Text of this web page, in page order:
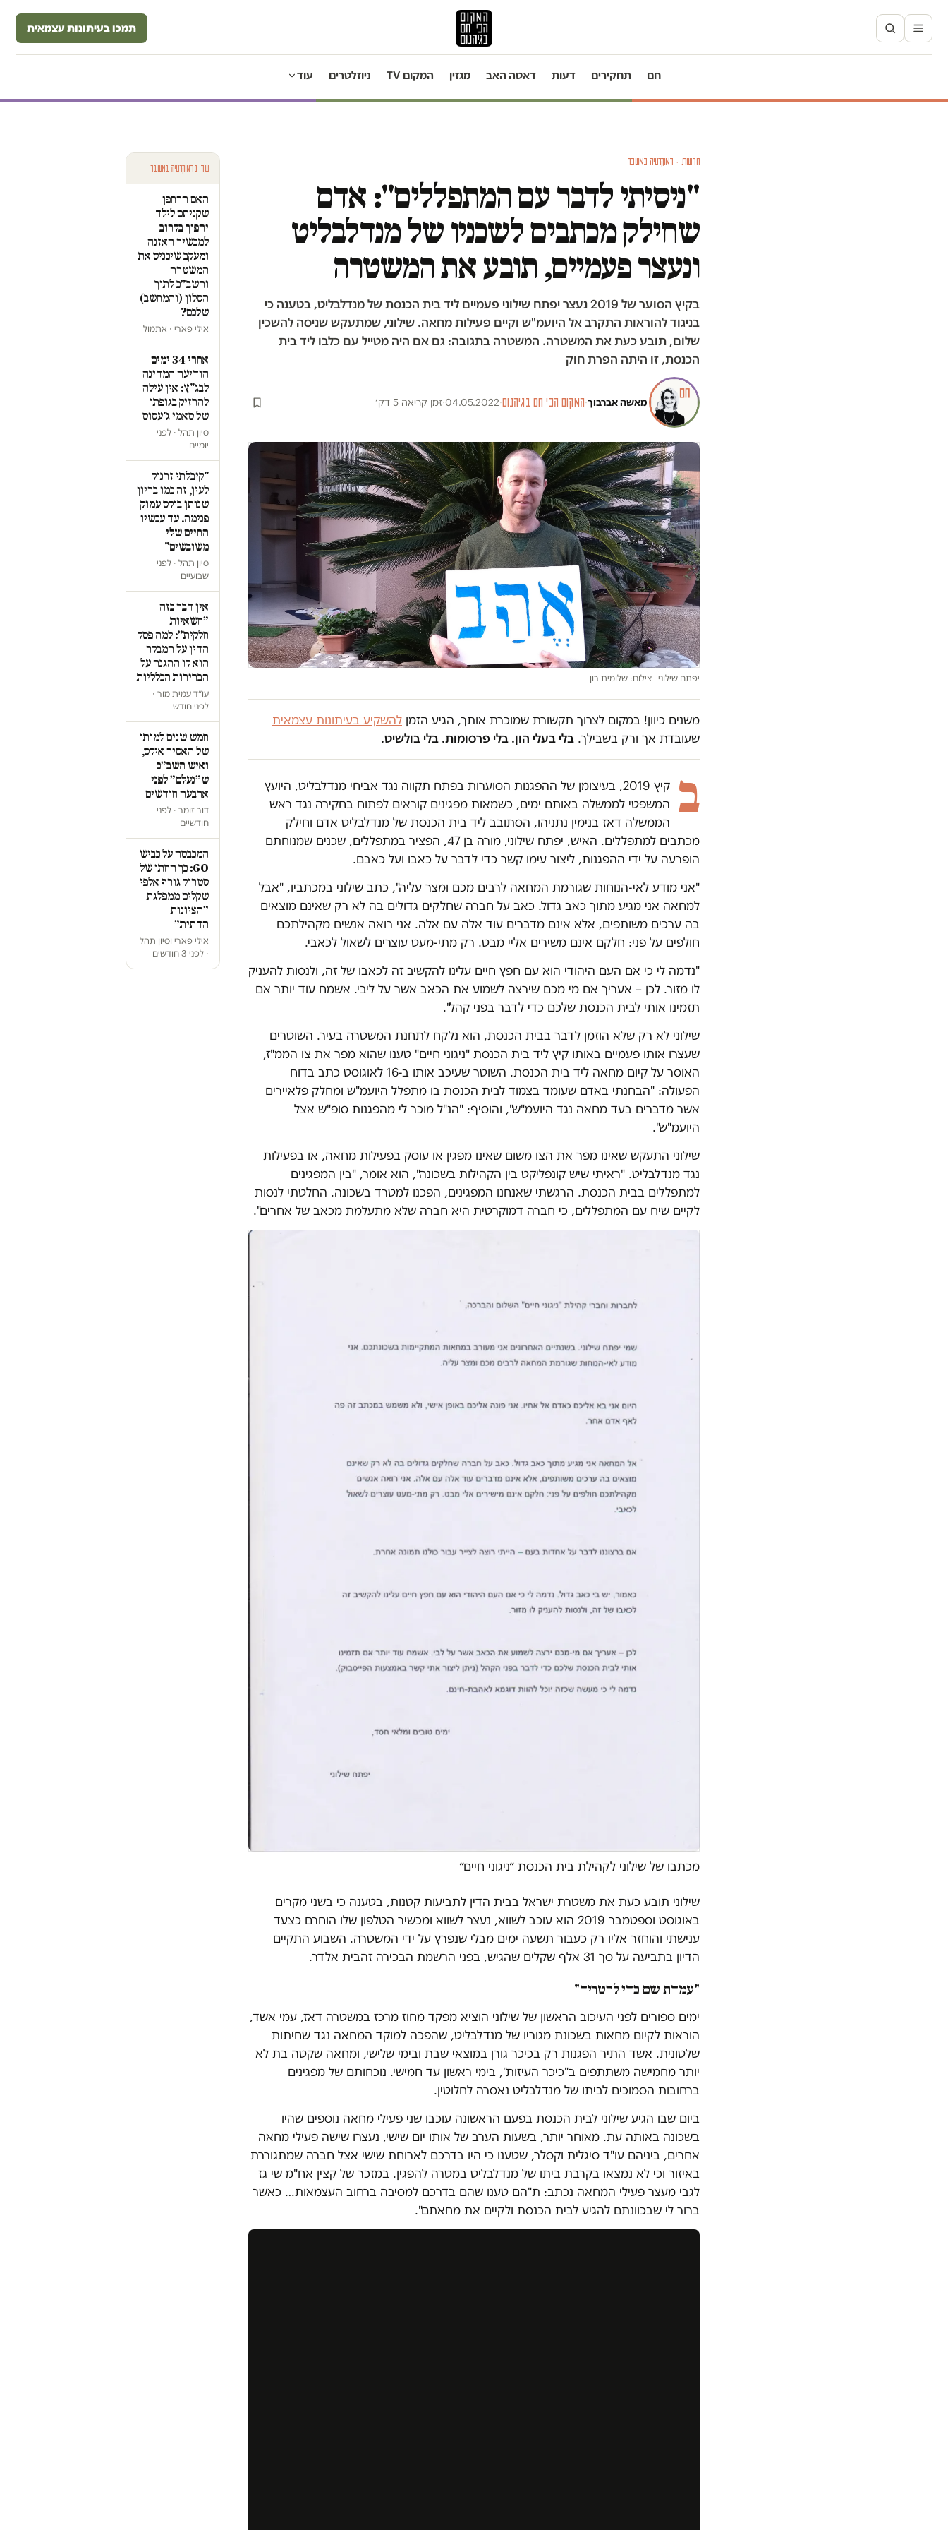
תמכו בעיתונות עצמאית
חם תחקירים דעות דאטה האב מגזין המקום TV ניוזלטרים עוד
חדשות · דמוקרטיה במשבר
"ניסיתי לדבר עם המתפללים": אדם
שחילק מכתבים לשכניו של מנדלבליט
ונעצר פעמיים, תובע את המשטרה
בקיץ הסוער של 2019 נעצר יפתח שילוני פעמיים ליד בית הכנסת של מנדלבליט, בטענה כי
בניגוד להוראות התקרב אל היועמ"ש וקיים פעילות מחאה. שילוני, שמתעקש שניסה להשכין
שלום, תובע כעת את המשטרה. המשטרה בתגובה: גם אם היה מטייל עם כלבו ליד בית
הכנסת, זו היתה הפרת חוק
מאשה אברבוך·המקום הכי חם בגיהנום·
04.05.2022
·זמן קריאה 5 דק׳
יפתח שילוני | צילום: שלומית רון
משנים כיוון! במקום לצרוך תקשורת שמוכרת אותך, הגיע הזמן להשקיע בעיתונות עצמאית
שעובדת אך ורק בשבילך. בלי בעלי הון. בלי פרסומות. בלי בולשיט.
ב
קיץ 2019, בעיצומן של ההפגנות הסוערות בפתח תקווה נגד אביחי מנדלבליט, היועץ
המשפטי לממשלה באותם ימים, כשמאות מפגינים קוראים לפתוח בחקירה נגד ראש
הממשלה דאז בנימין נתניהו, הסתובב ליד בית הכנסת של מנדלבליט אדם וחילק
מכתבים למתפללים. האיש, יפתח שילוני, מורה בן 47, הפציר במתפללים, שכנים שמנוחתם
הופרעה על ידי ההפגנות, ליצור עימו קשר כדי לדבר על כאבו ועל כאבם.
"אני מודע לאי-הנוחות שגורמת המחאה לרבים מכם ומצר עליה", כתב שילוני במכתביו, "אבל
למחאה אני מגיע מתוך כאב גדול. כאב על חברה שחלקים גדולים בה לא רק שאינם מוצאים
בה ערכים משותפים, אלא אינם מדברים עוד אלה עם אלה. אני רואה אנשים מקהילתכם
חולפים על פני: חלקם אינם משירים אליי מבט. רק מתי-מעט עוצרים לשאול לכאבי.
"נדמה לי כי אם העם היהודי הוא עם חפץ חיים עלינו להקשיב זה לכאבו של זה, ולנסות להעניק
לו מזור. לכן – אעריך אם מי מכם שירצה לשמוע את הכאב אשר על ליבי. אשמח עוד יותר אם
תזמינו אותי לבית הכנסת שלכם כדי לדבר בפני קהל".
שילוני לא רק שלא הוזמן לדבר בבית הכנסת, הוא נלקח לתחנת המשטרה בעיר. השוטרים
שעצרו אותו פעמיים באותו קיץ ליד בית הכנסת "ניגוני חיים" טענו שהוא מפר את צו הממ"ז,
האוסר על קיום מחאה ליד בית הכנסת. השוטר שעיכב אותו ב-16 לאוגוסט כתב בדוח
הפעולה: "הבחנתי באדם שעומד בצמוד לבית הכנסת בו מתפלל היועמ"ש ומחלק פלאיירים
אשר מדברים בעד מחאה נגד היועמ"ש", והוסיף: "הנ"ל מוכר לי מהפגנות סופ"ש אצל
היועמ"ש".
שילוני התעקש שאינו מפר את הצו משום שאינו מפגין או עוסק בפעילות מחאה, או בפעילות
נגד מנדלבליט. "ראיתי שיש קונפליקט בין הקהילות בשכונה", הוא אומר, "בין המפגינים
למתפללים בבית הכנסת. הרגשתי שאנחנו המפגינים, הפכנו למטרד בשכונה. החלטתי לנסות
לקיים שיח עם המתפללים, כי חברה דמוקרטית היא חברה שלא מתעלמת מכאב של אחרים".
מכתבו של שילוני לקהילת בית הכנסת ״ניגוני חיים״
שילוני תובע כעת את משטרת ישראל בבית הדין לתביעות קטנות, בטענה כי בשני מקרים
באוגוסט וספטמבר 2019 הוא עוכב לשווא, נעצר לשווא ומכשיר הטלפון שלו הוחרם כצעד
ענישתי והוחזר אליו רק כעבור תשעה ימים מבלי שנפרץ על ידי המשטרה. השבוע התקיים
הדיון בתביעה על סך 31 אלף שקלים שהגיש, בפני הרשמת הבכירה זהבית אלדר.
"עמדת שם כדי להטריד"
ימים ספורים לפני העיכוב הראשון של שילוני הוציא מפקד מחוז מרכז במשטרה דאז, עמי אשד,
הוראות לקיום מחאות בשכונת מגוריו של מנדלבליט, שהפכה למוקד המחאה נגד שחיתות
שלטונית. אשד התיר הפגנות רק בכיכר גורן במוצאי שבת ובימי שלישי, ומחאה שקטה בת לא
יותר מחמישה משתתפים ב"כיכר העיזות", בימי ראשון עד חמישי. נוכחותם של מפגינים
ברחובות הסמוכים לביתו של מנדלבליט נאסרה לחלוטין.
ביום שבו הגיע שילוני לבית הכנסת בפעם הראשונה עוכבו שני פעילי מחאה נוספים שהיו
בשכונה באותה עת. מאוחר יותר, בשעות הערב של אותו יום שישי, נעצרו שישה פעילי מחאה
אחרים, ביניהם עו"ד סיגלית וקסלר, שטענו כי היו בדרכם לארוחת שישי אצל חברה שמתגוררת
באיזור וכי לא נמצאו בקרבת ביתו של מנדלבליט במטרה להפגין. במזכר של קצין אח"מ שי גז
לגבי מעצר פעילי המחאה נכתב: ת"הם טענו שהם בדרכם למסיבה ברחוב העצמאות… כאשר
ברור לי שבכוונתם להגיע לבית הכנסת ולקיים את מחאתם".
עוד בדמוקרטיה במשבר
האם הרחפן
שקניתם לילד
יהפוך בקרוב
למכשיר האזנה
ומעקב שיכניס את
המשטרה
והשב״כ לתוך
הסלון (והמחשב)
שלכם?
אילי פארי · אתמול
אחרי 34 ימים
הודיעה המדינה
לבג"ץ: אין עילה
להחזיק בגופתו
של סאמי ג'עסוס
סיון תהל · לפני
יומיים
"קיבלתי זרנוק
לעין, זה כמו בריון
שנותן בוקס עמוק
פנימה. עד עכשיו
החיים שלי
משובשים"
סיון תהל · לפני
שבועיים
אין דבר כזה
״חשאיות
חלקית״: למה פסק
הדין על המבקר
הוא קו ההגנה על
הבחירות הכלליות
עו״ד עמית מור ·
לפני חודש
חמש שנים למותו
של האסיר איקס,
ואיש השב״כ
ש״נעלם״ לפני
ארבעה חודשים
דור זומר · לפני
חודשיים
המכבסה על כביש
60: כך החתן של
סטרוק גורף אלפי
שקלים ממפלגת
״הציונות
הדתית״
אילי פארי וסיון תהל
· לפני 3 חודשים